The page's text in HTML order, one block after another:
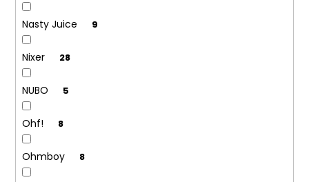
Nasty Juice 9
Nixer 28
NUBO 5
Ohf! 8
Ohmboy 8